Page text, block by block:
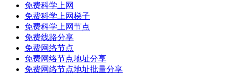
免费科学上网
免费科学上网梯子
免费科学上网节点
免费线路分享
免费网络节点
免费网络节点地址分享
免费网络节点地址批量分享